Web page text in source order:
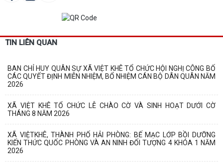
TIN LIÊN QUAN
BAN CHỈ HUY QUÂN SỰ XÃ VIỆT KHÊ TỔ CHỨC HỘI NGHỊ CÔNG BỐ
CÁC QUYẾT ĐỊNH MIỄN NHIỆM, BỔ NHIỆM CÁN BỘ DÂN QUÂN NĂM
2026
XÃ VIỆT KHÊ TỔ CHỨC LỄ CHÀO CỜ VÀ SINH HOẠT DƯỚI CỜ
THÁNG 8 NĂM 2026
XÃ VIỆTKHÊ, THÀNH PHỐ HẢI PHÒNG: BẾ MẠC LỚP BỒI DƯỠNG
KIẾN THỨC QUỐC PHÒNG VÀ AN NINH ĐỐI TƯỢNG 4 KHÓA 1 NĂM
2026